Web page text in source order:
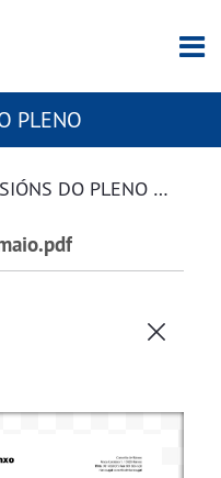
PLENO
ACTAS DE ACORDOS DAS SESIÓNS DO PLENO DA CORPORACIÓN